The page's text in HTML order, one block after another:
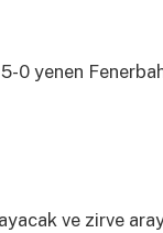
0 yenen
ve zirve